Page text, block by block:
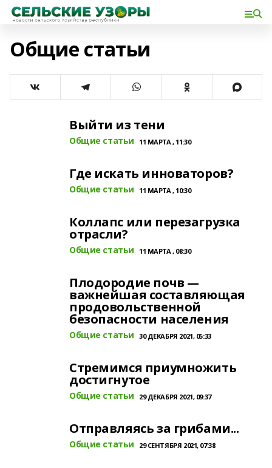
Общие статьи
Выйти из тени
Общие статьи 11 МАРТА , 11:30
Где искать инноваторов?
Общие статьи 11 МАРТА , 10:30
Коллапс или перезагрузка
отрасли?
Общие статьи 11 МАРТА , 08:30
Плодородие почв —
важнейшая составляющая
продовольственной
безопасности населения
Общие статьи 30 ДЕКАБРЯ 2021, 05:33
Стремимся приумножить
достигнутое
Общие статьи 29 ДЕКАБРЯ 2021, 09:37
Отправляясь за грибами...
Общие статьи 29 СЕНТЯБРЯ 2021, 07:38